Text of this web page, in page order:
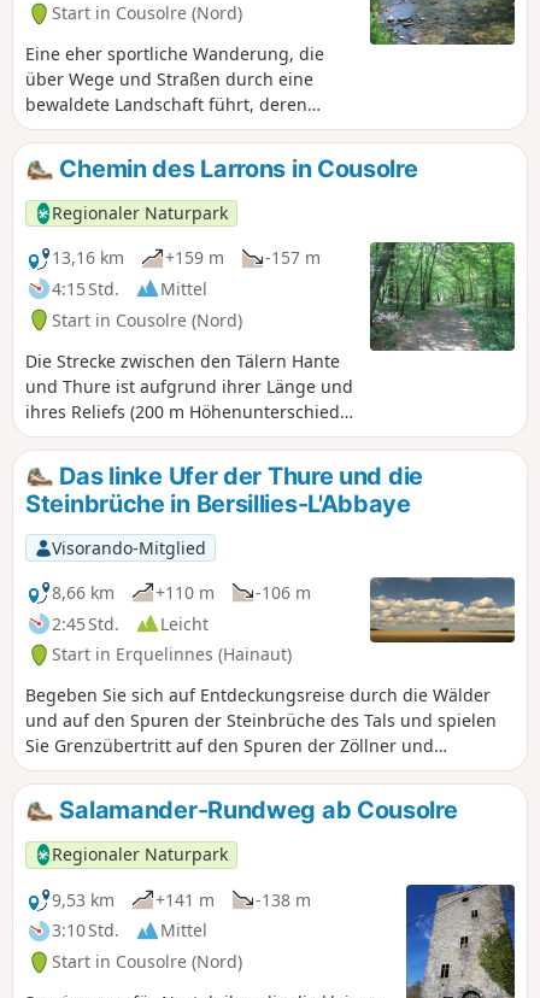
Start in Cousolre (Nord)
Eine eher sportliche Wanderung, die
über Wege und Straßen durch eine
bewaldete Landschaft führt, deren
Relief durch das Tal der Hante geprägt
ist. Es gibt zahlreiche Ausblicke, die
jedoch Anstrengung und gutes
Schuhwerk erfordern.
Chemin des Larrons in Cousolre
Regionaler Naturpark
13,16 km
+159 m
-157 m
4:15 Std.
Mittel
Start in Cousolre (Nord)
Die Strecke zwischen den Tälern Hante
und Thure ist aufgrund ihrer Länge und
ihres Reliefs (200 m Höhenunterschied)
mittelschwer. Passagen im Schatten von
Hainbuchen entschädigen für die
anstrengenden Aufstiege.
Das linke Ufer der Thure und die
Steinbrüche in Bersillies-L'Abbaye
Visorando-Mitglied
8,66 km
+110 m
-106 m
2:45 Std.
Leicht
Start in Erquelinnes (Hainaut)
Begeben Sie sich auf Entdeckungsreise durch die Wälder
und auf den Spuren der Steinbrüche des Tals und spielen
Sie Grenzübertritt auf den Spuren der Zöllner und
Schmuggler.
Salamander-Rundweg ab Cousolre
Regionaler Naturpark
9,53 km
+141 m
-138 m
3:10 Std.
Mittel
Start in Cousolre (Nord)